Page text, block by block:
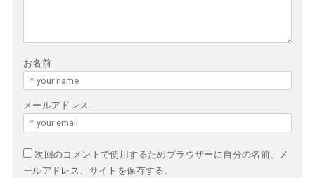
お名前
メールアドレス
次回のコメントで使用するためブラウザーに自分の名前、メ
ールアドレス、サイトを保存する。